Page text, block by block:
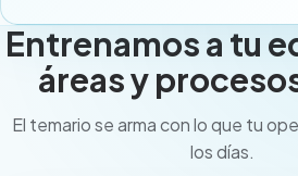
Entrenamos a tu
áreas y
El temario se arma con lo que tu
los días.